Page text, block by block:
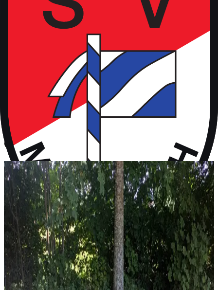
Kunstrasen
vor 10 Monaten
Aktuelles
Neuigkeiten aus dem Vereinsleben und kommende Termine
News
28. Juli 2026
F-Jugend holt Platz 2 beim Turnier in Wall
Vier Gruppensiege ohne Gegentor und ein 2:0 im Halbfinale – erst
im Finale wird unsere F-Jugend gestoppt: P...
News